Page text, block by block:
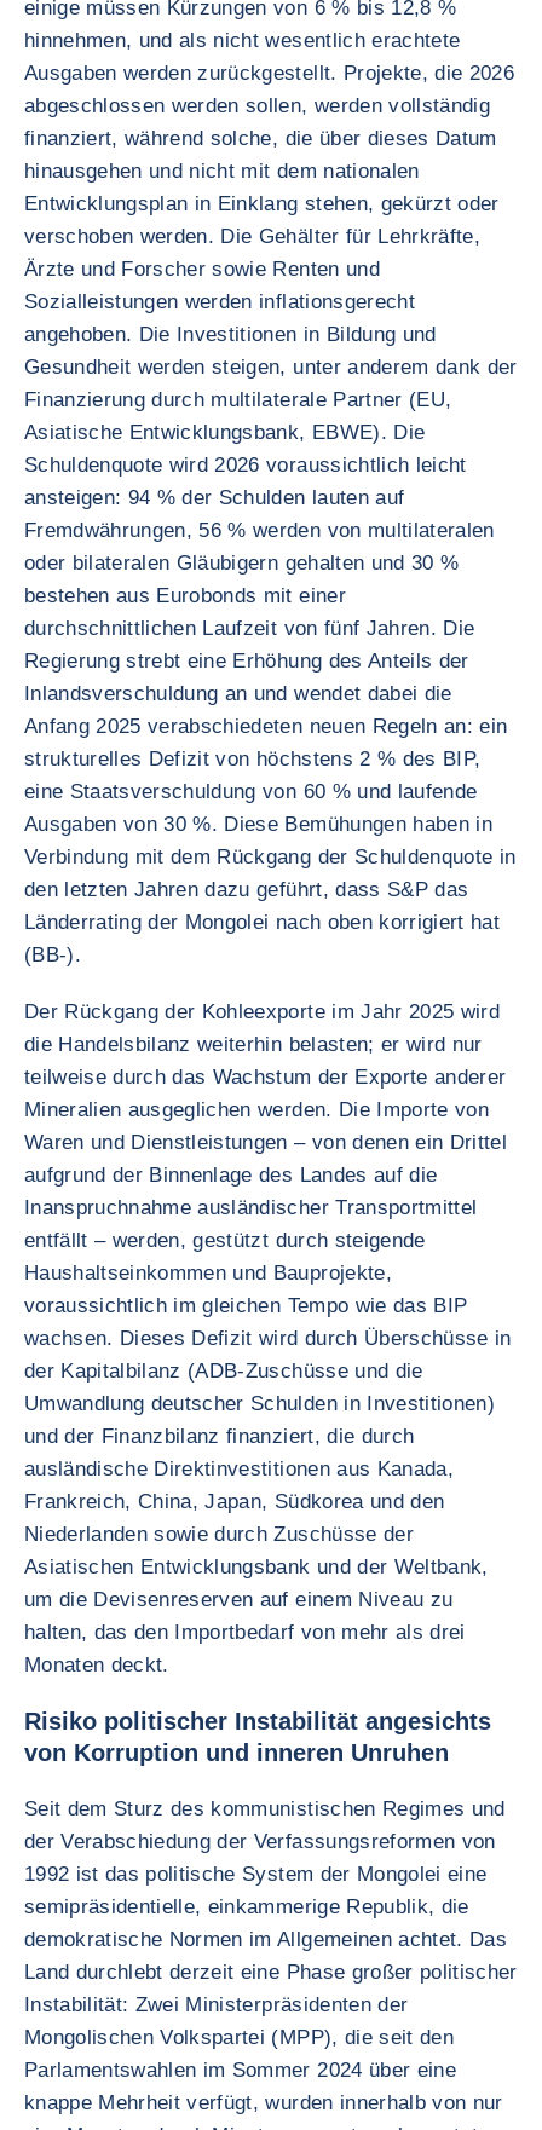
einige müssen Kürzungen von 6 % bis 12,8 %
hinnehmen, und als nicht wesentlich erachtete
Ausgaben werden zurückgestellt. Projekte, die 2026
abgeschlossen werden sollen, werden vollständig
finanziert, während solche, die über dieses Datum
hinausgehen und nicht mit dem nationalen
Entwicklungsplan in Einklang stehen, gekürzt oder
verschoben werden. Die Gehälter für Lehrkräfte,
Ärzte und Forscher sowie Renten und
Sozialleistungen werden inflationsgerecht
angehoben. Die Investitionen in Bildung und
Gesundheit werden steigen, unter anderem dank der
Finanzierung durch multilaterale Partner (EU,
Asiatische Entwicklungsbank, EBWE). Die
Schuldenquote wird 2026 voraussichtlich leicht
ansteigen: 94 % der Schulden lauten auf
Fremdwährungen, 56 % werden von multilateralen
oder bilateralen Gläubigern gehalten und 30 %
bestehen aus Eurobonds mit einer
durchschnittlichen Laufzeit von fünf Jahren. Die
Regierung strebt eine Erhöhung des Anteils der
Inlandsverschuldung an und wendet dabei die
Anfang 2025 verabschiedeten neuen Regeln an: ein
strukturelles Defizit von höchstens 2 % des BIP,
eine Staatsverschuldung von 60 % und laufende
Ausgaben von 30 %. Diese Bemühungen haben in
Verbindung mit dem Rückgang der Schuldenquote in
den letzten Jahren dazu geführt, dass S&P das
Länderrating der Mongolei nach oben korrigiert hat
(BB-).
Der Rückgang der Kohleexporte im Jahr 2025 wird
die Handelsbilanz weiterhin belasten; er wird nur
teilweise durch das Wachstum der Exporte anderer
Mineralien ausgeglichen werden. Die Importe von
Waren und Dienstleistungen – von denen ein Drittel
aufgrund der Binnenlage des Landes auf die
Inanspruchnahme ausländischer Transportmittel
entfällt – werden, gestützt durch steigende
Haushaltseinkommen und Bauprojekte,
voraussichtlich im gleichen Tempo wie das BIP
wachsen. Dieses Defizit wird durch Überschüsse in
der Kapitalbilanz (ADB-Zuschüsse und die
Umwandlung deutscher Schulden in Investitionen)
und der Finanzbilanz finanziert, die durch
ausländische Direktinvestitionen aus Kanada,
Frankreich, China, Japan, Südkorea und den
Niederlanden sowie durch Zuschüsse der
Asiatischen Entwicklungsbank und der Weltbank,
um die Devisenreserven auf einem Niveau zu
halten, das den Importbedarf von mehr als drei
Monaten deckt.
Risiko politischer Instabilität angesichts
von Korruption und inneren Unruhen
Seit dem Sturz des kommunistischen Regimes und
der Verabschiedung der Verfassungsreformen von
1992 ist das politische System der Mongolei eine
semipräsidentielle, einkammerige Republik, die
demokratische Normen im Allgemeinen achtet. Das
Land durchlebt derzeit eine Phase großer politischer
Instabilität: Zwei Ministerpräsidenten der
Mongolischen Volkspartei (MPP), die seit den
Parlamentswahlen im Sommer 2024 über eine
knappe Mehrheit verfügt, wurden innerhalb von nur